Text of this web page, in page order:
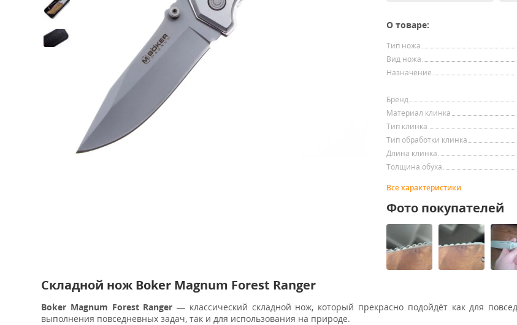
О товаре:
Тип ножа
Вид ножа
Назначение
Бренд
Материал клинка
Тип клинка
Тип обработки клинка
Длина клинка
Толщина обуха
Все характеристики
Фото покупателей
Складной нож Boker Magnum Forest Ranger
Boker Magnum Forest Ranger — классический складной нож, который прекрасно подойдёт как для
выполнения повседневных задач, так и для использования на природе.